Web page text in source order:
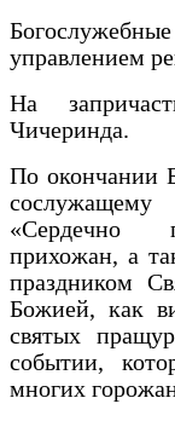
управлением
На
Чичеринда.
По окончании
«Сердечно
прихожан, а
праздником
Божией, как
святых
событии,
многих